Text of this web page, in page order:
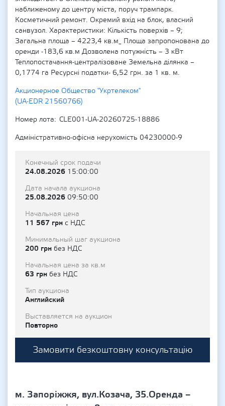
наближеному до центру міста, поруч трампарк.
Косметичний ремонт. Окремий вхід на блок, власний
санвузол. Характеристики: Кількість поверхів – 9;
Загальна площа – 4223,4 кв.м_ Площа запропонована до
оренди -183,6 кв.м Дозволена потужність – 3 кВт
Теплопостачання-централізоване Земельна ділянка –
0,1774 га Ресурсні податки- 6,52 грн. за 1 кв. м.
Акционерное Общество "Укртелеком"
(UA-EDR 21560766)
Номер лота
CLE001-UA-20260725-18886
Адміністративно-офісна нерухомість 04230000-9
Конечный срок подачи
24.08.2026 15:00:00
Дата начала аукциона
25.08.2026 09:50:00
Начальная цена
11 567 грн с НДС
Минимальный шаг аукциона
200 грн без НДС
Начальная цена за кв.м
63 грн без НДС
Тип аукциона
Английский
Выставляется на аукцион
Повторно
Замовити безкоштовну консультацію
м. Запоріжжя, вул.Козача, 35.Оренда –